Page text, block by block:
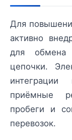
Для
активно
для обмена
цепочки.
интеграции
приёмные
пробеги и
перевозок.